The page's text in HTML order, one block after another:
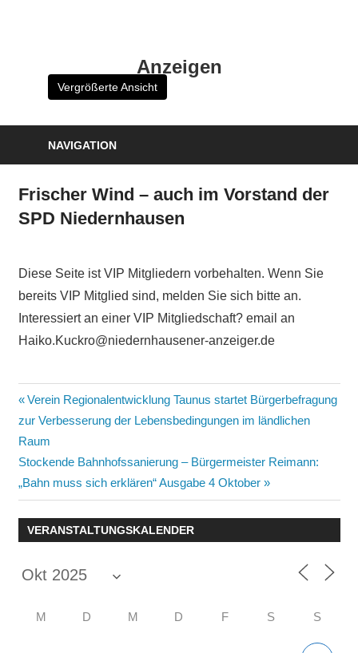
Anzeigen
Vergrößerte Ansicht
NAVIGATION
Frischer Wind – auch im Vorstand der
SPD Niedernhausen
Diese Seite ist VIP Mitgliedern vorbehalten. Wenn Sie
bereits VIP Mitglied sind, melden Sie sich bitte an.
Interessiert an einer VIP Mitgliedschaft? email an
Haiko.Kuckro@niedernhausener-anzeiger.de
Beitragsnavigation
Vorheriger
Beitrag:
Verein Regionalentwicklung Taunus startet Bürgerbefragung
zur Verbesserung der Lebensbedingungen im ländlichen
Raum
Nächster
Beitrag:
Stockende Bahnhofssanierung – Bürgermeister Reimann:
„Bahn muss sich erklären“ Ausgabe 4 Oktober
VERANSTALTUNGSKALENDER
M D M D F S S